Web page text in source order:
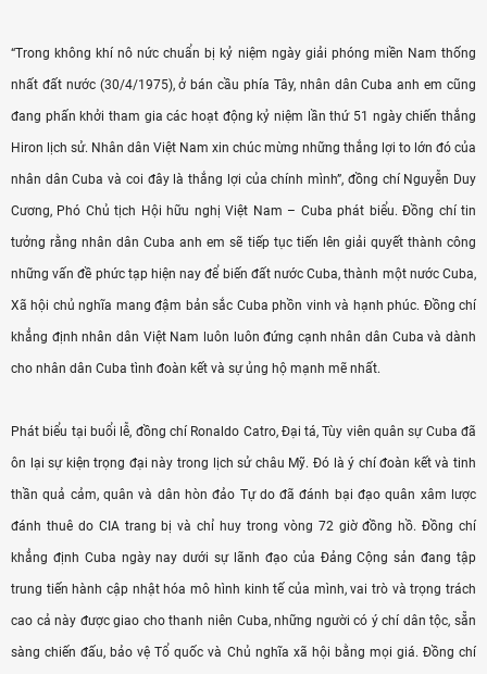
“Trong không khí nô nức chuẩn bị kỷ niệm ngày giải phóng miền Nam thống
nhất đất nước (30/4/1975), ở bán cầu phía Tây, nhân dân Cuba anh em cũng
đang phấn khởi tham gia các hoạt động kỷ niệm lần thứ 51 ngày chiến thắng
Hiron lịch sử. Nhân dân Việt Nam xin chúc mừng những thắng lợi to lớn đó của
nhân dân Cuba và coi đây là thắng lợi của chính mình”, đồng chí Nguyễn Duy
Cương, Phó Chủ tịch Hội hữu nghị Việt Nam – Cuba phát biểu. Đồng chí tin
tưởng rằng nhân dân Cuba anh em sẽ tiếp tục tiến lên giải quyết thành công
những vấn đề phức tạp hiện nay để biến đất nước Cuba, thành một nước Cuba,
Xã hội chủ nghĩa mang đậm bản sắc Cuba phồn vinh và hạnh phúc. Đồng chí
khẳng định nhân dân Việt Nam luôn luôn đứng cạnh nhân dân Cuba và dành
cho nhân dân Cuba tình đoàn kết và sự ủng hộ mạnh mẽ nhất.
Phát biểu tại buổi lễ, đồng chí Ronaldo Catro, Đại tá, Tùy viên quân sự Cuba đã
ôn lại sự kiện trọng đại này trong lịch sử châu Mỹ. Đó là ý chí đoàn kết và tinh
thần quả cảm, quân và dân hòn đảo Tự do đã đánh bại đạo quân xâm lược
đánh thuê do CIA trang bị và chỉ huy trong vòng 72 giờ đồng hồ. Đồng chí
khẳng định Cuba ngày nay dưới sự lãnh đạo của Đảng Cộng sản đang tập
trung tiến hành cập nhật hóa mô hình kinh tế của mình, vai trò và trọng trách
cao cả này được giao cho thanh niên Cuba, những người có ý chí dân tộc, sẵn
sàng chiến đấu, bảo vệ Tổ quốc và Chủ nghĩa xã hội bằng mọi giá. Đồng chí